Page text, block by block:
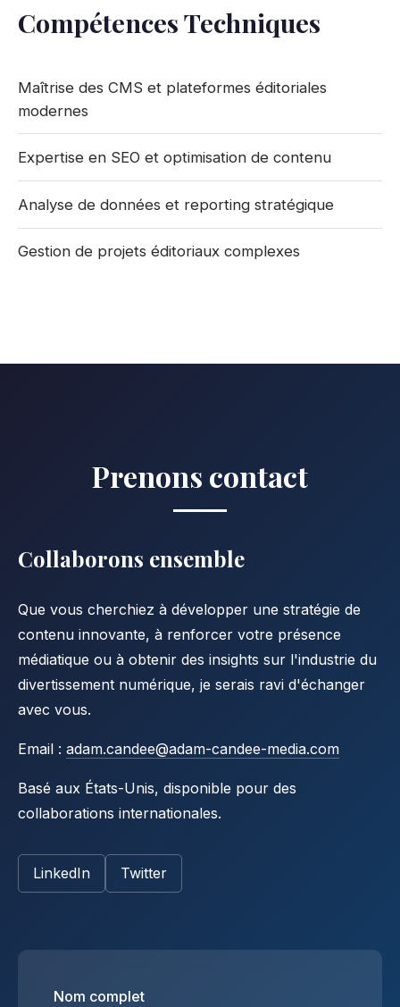
Compétences Techniques
Maîtrise des CMS et plateformes éditoriales
modernes
Expertise en SEO et optimisation de contenu
Analyse de données et reporting stratégique
Gestion de projets éditoriaux complexes
Prenons contact
Collaborons ensemble
Que vous cherchiez à développer une stratégie de
contenu innovante, à renforcer votre présence
médiatique ou à obtenir des insights sur l'industrie du
divertissement numérique, je serais ravi d'échanger
avec vous.
Email : adam.candee@adam-candee-media.com
Basé aux États-Unis, disponible pour des
collaborations internationales.
LinkedIn Twitter
Nom complet